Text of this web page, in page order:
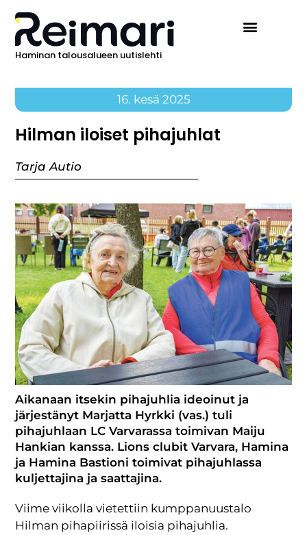
Haminan talousalueen uutislehti
16. kesä 2025
Hilman iloiset pihajuhlat
Tarja Autio
Aikanaan itsekin pihajuhlia ideoinut ja
järjestänyt Marjatta Hyrkki (vas.) tuli
pihajuhlaan LC Varvarassa toimivan Maiju
Hankian kanssa. Lions clubit Varvara, Hamina
ja Hamina Bastioni toimivat pihajuhlassa
kuljettajina ja saattajina.
Viime viikolla vietettiin kumppanuustalo
Hilman pihapiirissä iloisia pihajuhlia.